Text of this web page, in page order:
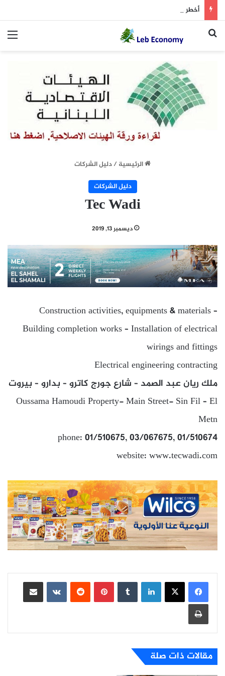
أخطر ما دار داخل غرفة المفاوضات
بحث عن
الرئيسية/دليل الشركات
دليل الشركات
Tec Wadi
ديسمبر 13, 2019
Construction activities, equipments & materials –
Building completion works – Installation of electrical
wirings and fittings
Electrical engineering contracting
ملك ريان عبد الصمد – شارع جورج كاترو – بدارو – بيروت
Oussama Hamoudi Property- Main Street- Sin Fil – El
Metn
phone: 01/510675, 03/067675, 01/510674
website: www.tecwadi.com
لينكدإن بينتيريست
مشاركة عبر البريد
طباعة
مقالات ذات صلة